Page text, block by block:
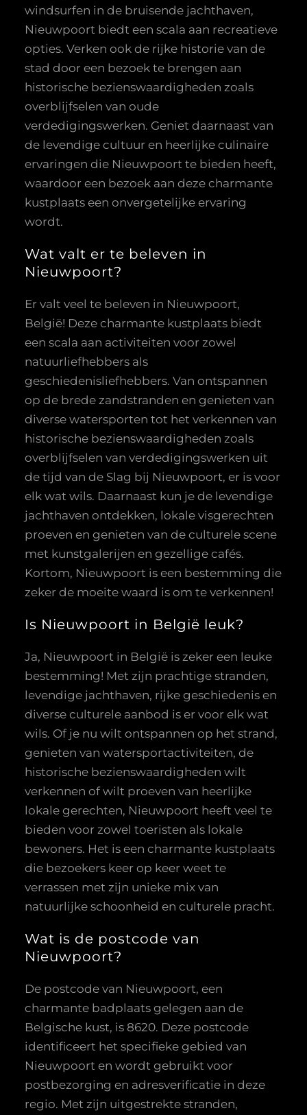
windsurfen in de bruisende jachthaven,
Nieuwpoort biedt een scala aan recreatieve
opties. Verken ook de rijke historie van de
stad door een bezoek te brengen aan
historische bezienswaardigheden zoals
overblijfselen van oude
verdedigingswerken. Geniet daarnaast van
de levendige cultuur en heerlijke culinaire
ervaringen die Nieuwpoort te bieden heeft,
waardoor een bezoek aan deze charmante
kustplaats een onvergetelijke ervaring
wordt.
Wat valt er te beleven in
Nieuwpoort?
Er valt veel te beleven in Nieuwpoort,
België! Deze charmante kustplaats biedt
een scala aan activiteiten voor zowel
natuurliefhebbers als
geschiedenisliefhebbers. Van ontspannen
op de brede zandstranden en genieten van
diverse watersporten tot het verkennen van
historische bezienswaardigheden zoals
overblijfselen van verdedigingswerken uit
de tijd van de Slag bij Nieuwpoort, er is voor
elk wat wils. Daarnaast kun je de levendige
jachthaven ontdekken, lokale visgerechten
proeven en genieten van de culturele scene
met kunstgalerijen en gezellige cafés.
Kortom, Nieuwpoort is een bestemming die
zeker de moeite waard is om te verkennen!
Is Nieuwpoort in België leuk?
Ja, Nieuwpoort in België is zeker een leuke
bestemming! Met zijn prachtige stranden,
levendige jachthaven, rijke geschiedenis en
diverse culturele aanbod is er voor elk wat
wils. Of je nu wilt ontspannen op het strand,
genieten van watersportactiviteiten, de
historische bezienswaardigheden wilt
verkennen of wilt proeven van heerlijke
lokale gerechten, Nieuwpoort heeft veel te
bieden voor zowel toeristen als lokale
bewoners. Het is een charmante kustplaats
die bezoekers keer op keer weet te
verrassen met zijn unieke mix van
natuurlijke schoonheid en culturele pracht.
Wat is de postcode van
Nieuwpoort?
De postcode van Nieuwpoort, een
charmante badplaats gelegen aan de
Belgische kust, is 8620. Deze postcode
identificeert het specifieke gebied van
Nieuwpoort en wordt gebruikt voor
postbezorging en adresverificatie in deze
regio. Met zijn uitgestrekte stranden,